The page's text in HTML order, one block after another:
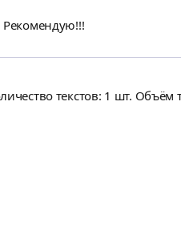
Рекомендую!!!
текстов: 1 шт. Объём